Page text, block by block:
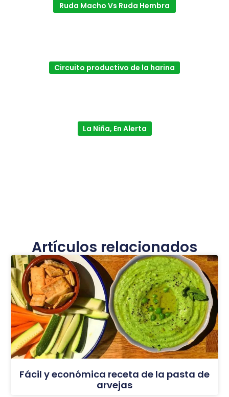
Ruda Macho Vs Ruda Hembra
Circuito productivo de la harina
La Niña, En Alerta
Artículos relacionados
Fácil y económica receta de la pasta de
arvejas